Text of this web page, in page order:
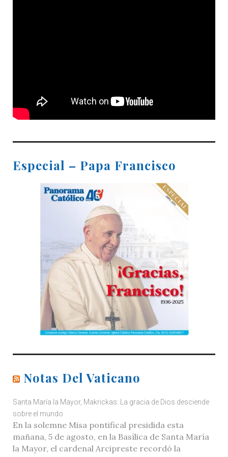
Especial – Papa Francisco
Notas Del Vaticano
Santa María la Mayor, Makrickas: La gracia de Dios desciende
sobre el mundo
En la solemne Misa pontifical presidida esta
mañana, 5 de agosto, en la Basílica de Santa María
la Mayor, el cardenal Arcipreste recordó la